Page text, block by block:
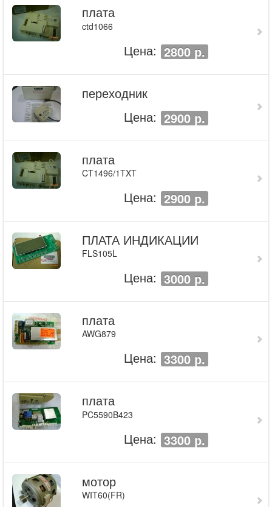
плата
ctd1066
Цена: 2800 р.
переходник
Цена: 2900 р.
плата
CT1496/1TXT
Цена: 2900 р.
ПЛАТА ИНДИКАЦИИ
FLS105L
Цена: 3000 р.
плата
AWG879
Цена: 3300 р.
плата
PC5590B423
Цена: 3300 р.
мотор
WIT60(FR)